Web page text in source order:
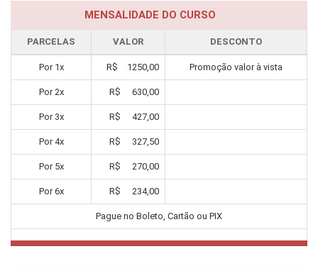
MENSALIDADE DO CURSO
PARCELAS VALOR DESCONTO
Por 1x R$ 1250,00 Promoção valor à vista
Por2x R$ 630,00
Por 3x R$ 427,00
Por4x R$ 327,50
Por 5x R$ 270,00
Por6x R$ 234,00
Pague no Boleto, Cartão ou PIX